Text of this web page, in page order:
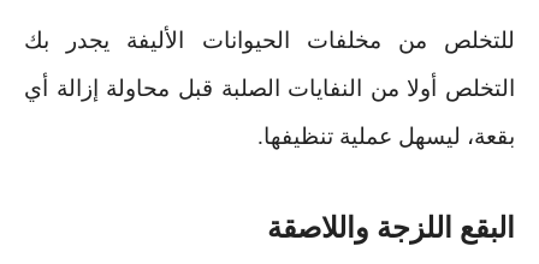
للتخلص من مخلفات الحيوانات الأليفة يجدر بك
التخلص أولا من النفايات الصلبة قبل محاولة إزالة أي
بقعة، ليسهل عملية تنظيفها.
البقع اللزجة واللاصقة